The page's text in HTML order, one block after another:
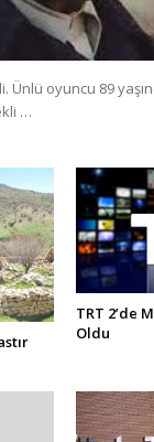
Ünlü oyuncu 89
…
TRT 2’de
Oldu